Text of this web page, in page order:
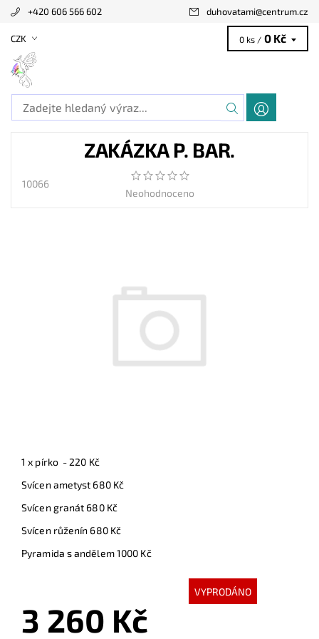
+420 606 566 602 duhovatami@centrum.cz
CZK 0 ks / 0 Kč
ZAKÁZKA P. BAR.
10066
Neohodnoceno
1 x pírko - 220 Kč
Svícen ametyst 680 Kč
Svícen granát 680 Kč
Svícen růženín 680 Kč
Pyramida s andělem 1000 Kč
VYPRODÁNO
3 260 Kč